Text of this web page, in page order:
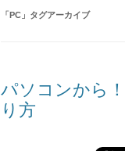
「PC 」タグアーカイブ
パソコンから
り方